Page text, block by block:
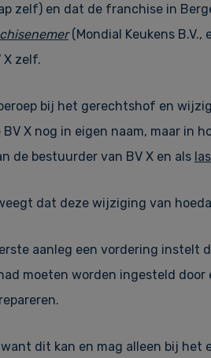
zelf) en dat de franchise in
(Mondial Keukens B.V.,
X zelf.
bij het gerechtshof en
X nog in eigen naam, maar in
de bestuurder van BV X en als
dat deze wijziging van
aanleg een vordering instelt
moeten worden ingesteld
dit kan en mag alleen bij